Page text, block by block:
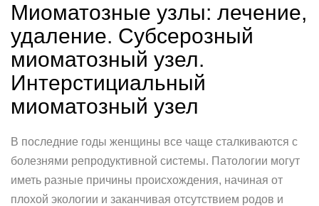
Миоматозные узлы: лечение,
удаление. Субсерозный
миоматозный узел.
Интерстициальный
миоматозный узел
В последние годы женщины все чаще сталкиваются с
болезнями репродуктивной системы. Патологии могут
иметь разные причины происхождения, начиная от
плохой экологии и заканчивая отсутствием родов и